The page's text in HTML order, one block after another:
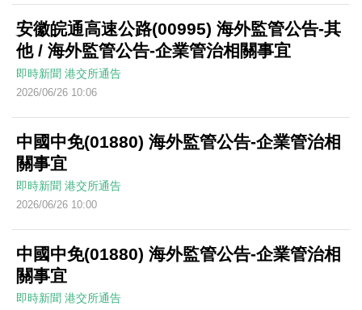
安徽皖通高速公路(00995) 海外監管公告-其
他 / 海外監管公告-企業管治相關事宜
即時新聞 港交所通告
2026/06/26 10:06
中國中免(01880) 海外監管公告-企業管治相
關事宜
即時新聞 港交所通告
2026/06/26 10:00
中國中免(01880) 海外監管公告-企業管治相
關事宜
即時新聞 港交所通告